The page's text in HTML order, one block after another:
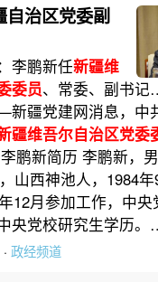
治区党委副
李鹏新任新疆维
委员、常委、副书
疆党建网消息，中
疆维吾尔自治区党委
鹏新简历 李鹏新，男
山西神池人，1984
12月参加工作，中央
央党校研究生学历
政经频道